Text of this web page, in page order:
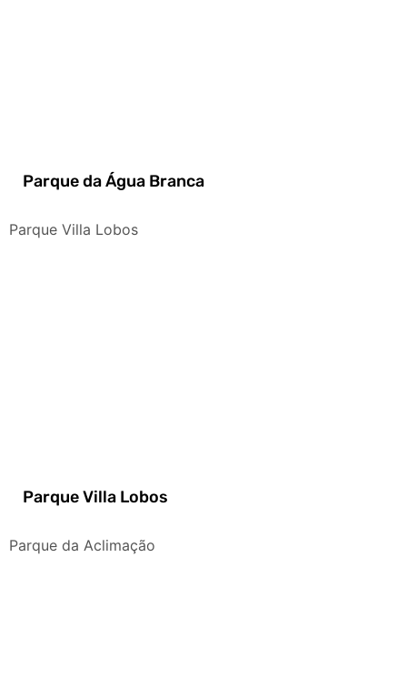
Parque da Água Branca
Parque Villa Lobos
Parque Villa Lobos
Parque da Aclimação